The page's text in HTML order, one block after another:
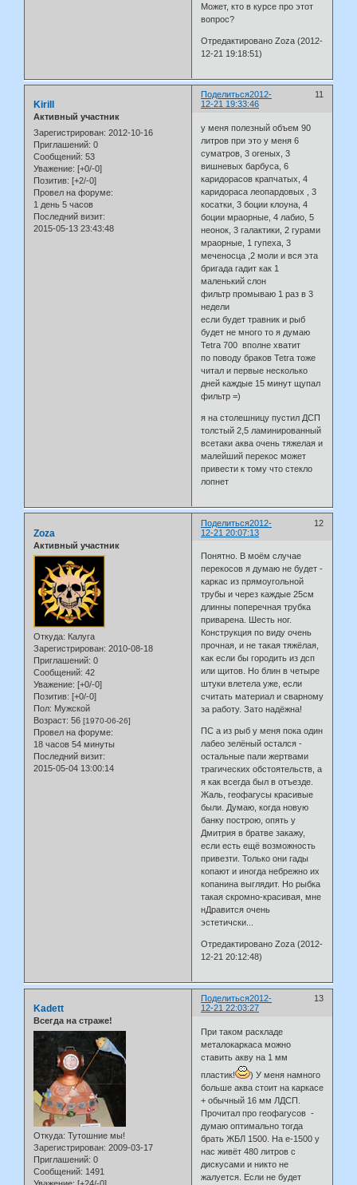
Может, кто в курсе про этот
вопрос?
Отредактировано Zoza (2012-
12-21 19:18:51)
Поделиться 11
2012-
12-21 19:33:46
Kirill
Активный участник
Зарегистрирован: 2012-10-16
Приглашений: 0
Сообщений: 53
Уважение: [+0/-0]
Позитив: [+2/-0]
Провел на форуме:
1 день 5 часов
Последний визит:
2015-05-13 23:43:48
у меня полезный объем 90
литров при это у меня 6
суматров, 3 огеных, 3
вишневых барбуса, 6
каридорасов крапчатых, 4
каридораса леопардовых , 3
косатки, 3 боции клоуна, 4
боции мраорные, 4 лабио, 5
неонок, 3 галактики, 2 гурами
мраорные, 1 гупеха, 3
меченосца ,2 моли и вся эта
бригада гадит как 1
маленький слон
фильтр промываю 1 раз в 3
недели
если будет травник и рыб
будет не много то я думаю
Tetra 700 вполне хватит
по поводу браков Tetra тоже
читал и первые несколько
дней каждые 15 минут щупал
фильтр =)
я на столешницу пустил ДСП
толстый 2,5 ламинированный
всетаки аква очень тяжелая и
малейший перекос может
привести к тому что стекло
лопнет
Поделиться 12
2012-
12-21 20:07:13
Zoza
Активный участник
Откуда: Калуга
Зарегистрирован: 2010-08-18
Приглашений: 0
Сообщений: 42
Уважение: [+0/-0]
Позитив: [+0/-0]
Пол: Мужской
Возраст: 56 [1970-06-26]
Провел на форуме:
18 часов 54 минуты
Последний визит:
2015-05-04 13:00:14
Понятно. В моём случае
перекосов я думаю не будет -
каркас из прямоугольной
трубы и через каждые 25см
длинны поперечная трубка
приварена. Шесть ног.
Конструкция по виду очень
прочная, и не такая тяжёлая,
как если бы городить из дсп
или щитов. Но блин в четыре
штуки влетела уже, если
считать материал и сварному
за работу. Зато надёжна!
ПС а из рыб у меня пока один
лабео зелёный остался -
остальные пали жертвами
трагических обстоятельств, а
я как всегда был в отъезде.
Жаль, геофагусы красивые
были. Думаю, когда новую
банку построю, опять у
Дмитрия в братве закажу,
если есть ещё возможность
привезти. Только они гады
копают и иногда небрежно их
копанина выглядит. Но рыбка
такая скромно-красивая, мне
нДравится очень
эстетичски...
Отредактировано Zoza (2012-
12-21 20:12:48)
Поделиться 13
2012-
12-21 22:03:27
Kadett
Всегда на страже!
Откуда: Тутошние мы!
Зарегистрирован: 2009-03-17
Приглашений: 0
Сообщений: 1491
Уважение: [+24/-0]
При таком раскладе
металокаркаса можно
ставить акву на 1 мм
пластик!
) У меня намного
больше аква стоит на каркасе
+ обычный 16 мм ЛДСП.
Прочитал про геофагусов -
думаю оптимально тогда
брать ЖБЛ 1500. На е-1500 у
нас живёт 480 литров с
дискусами и никто не
жалуется. Если не будет